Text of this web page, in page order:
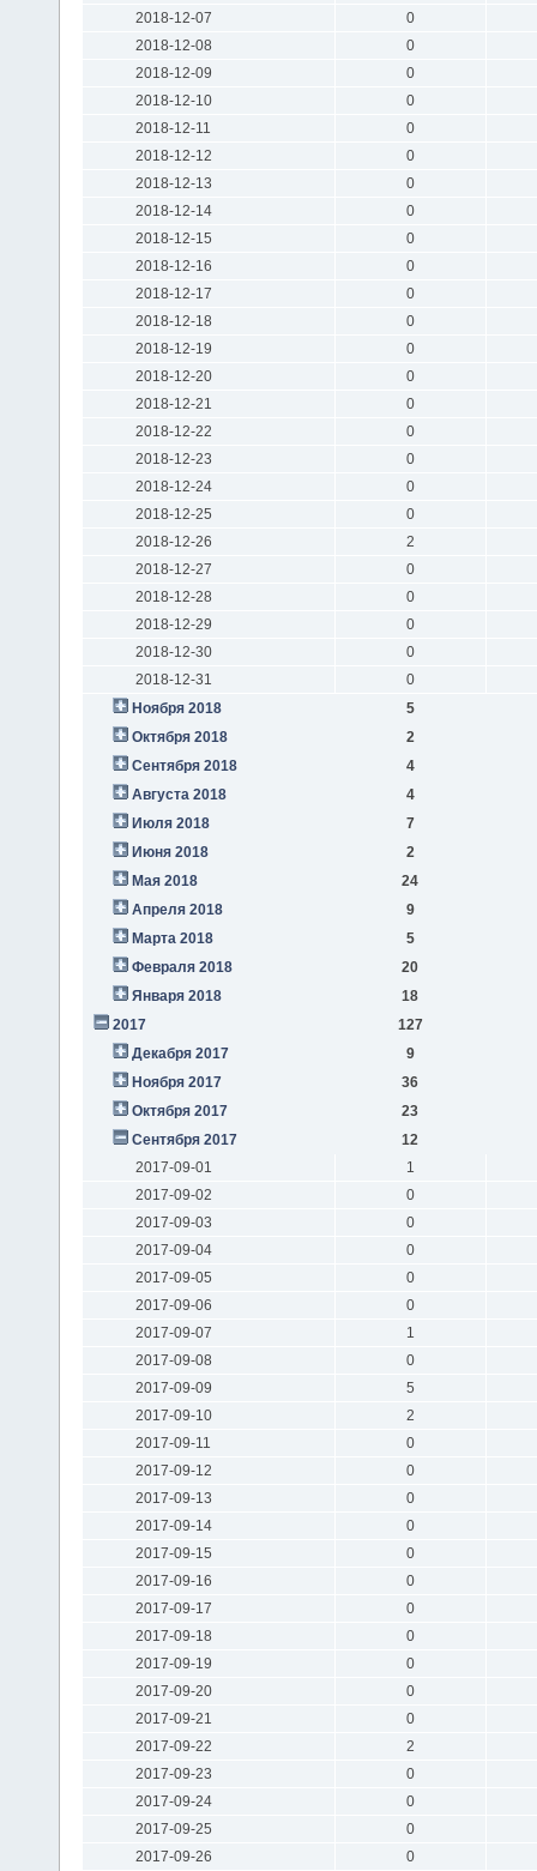
2018-12-07
0
2018-12-08
0
2018-12-09
0
2018-12-10
0
2018-12-11
0
2018-12-12
0
2018-12-13
0
2018-12-14
0
2018-12-15
0
2018-12-16
0
2018-12-17
0
2018-12-18
0
2018-12-19
0
2018-12-20
0
2018-12-21
0
2018-12-22
0
2018-12-23
0
2018-12-24
0
2018-12-25
0
2018-12-26
2
2018-12-27
0
2018-12-28
0
2018-12-29
0
2018-12-30
0
2018-12-31
0
Ноября 2018
5
Октября 2018
2
Сентября 2018
4
Августа 2018
4
Июля 2018
7
Июня 2018
2
Мая 2018
24
Апреля 2018
9
Марта 2018
5
Февраля 2018
20
Января 2018
18
2017
127
Декабря 2017
9
Ноября 2017
36
Октября 2017
23
Сентября 2017
12
2017-09-01
1
2017-09-02
0
2017-09-03
0
2017-09-04
0
2017-09-05
0
2017-09-06
0
2017-09-07
1
2017-09-08
0
2017-09-09
5
2017-09-10
2
2017-09-11
0
2017-09-12
0
2017-09-13
0
2017-09-14
0
2017-09-15
0
2017-09-16
0
2017-09-17
0
2017-09-18
0
2017-09-19
0
2017-09-20
0
2017-09-21
0
2017-09-22
2
2017-09-23
0
2017-09-24
0
2017-09-25
0
2017-09-26
0